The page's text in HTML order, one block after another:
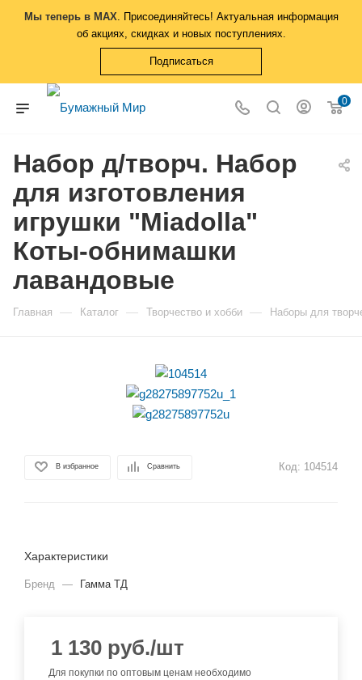
Мы теперь в MAX. Присоединяйтесь! Актуальная информация
об акциях, скидках и новых поступлениях.
Подписаться
0
Набор д/творч. Набор
для изготовления
игрушки "Miadolla"
Коты-обнимашки
лавандовые
Главная — Каталог — Творчество и хобби — Наборы для
В избранное Сравнить Код: 104514
Характеристики
Бренд — Гамма ТД
1 130 руб./шт
Для покупки по оптовым ценам необходимо